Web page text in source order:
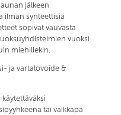
jälkeen
ilman synteettisiä
sopivat vauvasta
vuoksi
miehillekin.
ja vartalovoide &
tai vaikkapa